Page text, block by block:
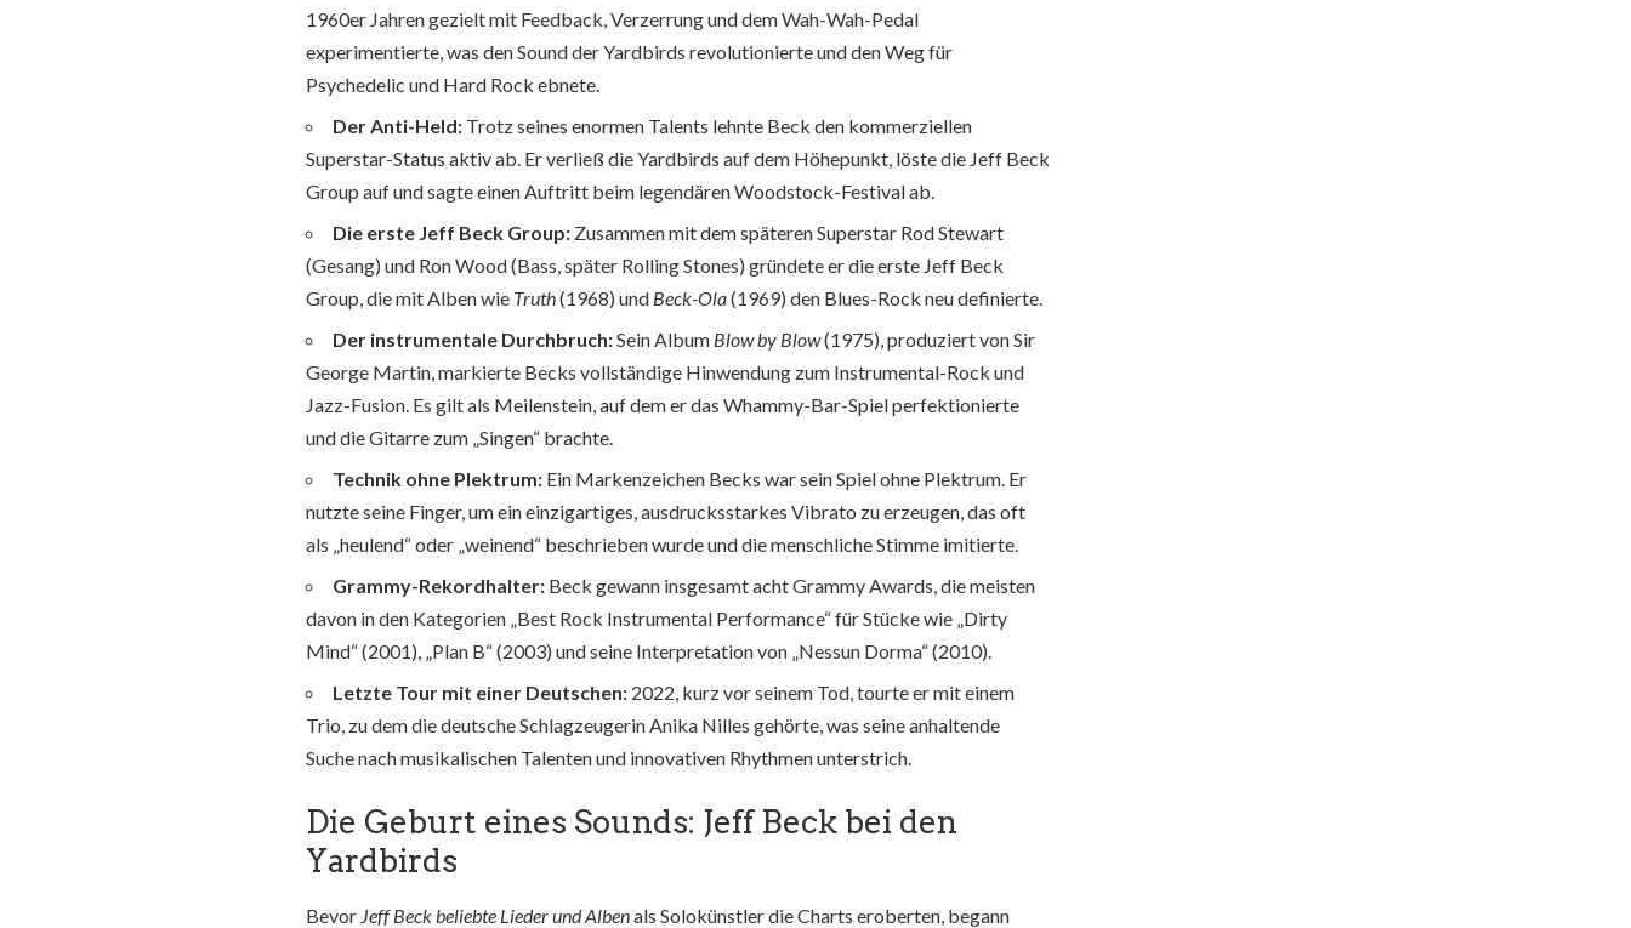
1960er Jahren gezielt mit Feedback, Verzerrung und dem Wah-Wah-Pedal
experimentierte, was den Sound der Yardbirds revolutionierte und den Weg für
Psychedelic und Hard Rock ebnete.
Der Anti-Held: Trotz seines enormen Talents lehnte Beck den kommerziellen
Superstar-Status aktiv ab. Er verließ die Yardbirds auf dem Höhepunkt, löste die Jeff Beck
Group auf und sagte einen Auftritt beim legendären Woodstock-Festival ab.
Die erste Jeff Beck Group: Zusammen mit dem späteren Superstar Rod Stewart
(Gesang) und Ron Wood (Bass, später Rolling Stones) gründete er die erste Jeff Beck
Group, die mit Alben wie Truth(1968) und Beck-Ola(1969) den Blues-Rock neu definierte.
Der instrumentale Durchbruch:Sein Album Blow by Blow(1975), produziert von Sir
George Martin, markierte Becks vollständige Hinwendung zum Instrumental-Rock und
Jazz-Fusion. Es gilt als Meilenstein, auf dem er das Whammy-Bar-Spiel perfektionierte
und die Gitarre zum „Singen“ brachte.
Technik ohne Plektrum: Ein Markenzeichen Becks war sein Spiel ohne Plektrum. Er
nutzte seine Finger, um ein einzigartiges, ausdrucksstarkes Vibrato zu erzeugen, das oft
als „heulend“ oder „weinend“ beschrieben wurde und die menschliche Stimme imitierte.
Grammy-Rekordhalter: Beck gewann insgesamt acht Grammy Awards, die meisten
davon in den Kategorien „Best Rock Instrumental Performance“ für Stücke wie „Dirty
Mind“ (2001), „Plan B“ (2003) und seine Interpretation von „Nessun Dorma“ (2010).
Letzte Tour mit einer Deutschen: 2022, kurz vor seinem Tod, tourte er mit einem
Trio, zu dem die deutsche Schlagzeugerin Anika Nilles gehörte, was seine anhaltende
Suche nach musikalischen Talenten und innovativen Rhythmen unterstrich.
Die Geburt eines Sounds: Jeff Beck bei den
Yardbirds
Bevor Jeff Beck beliebte Lieder und Albenals Solokünstler die Charts eroberten, begann